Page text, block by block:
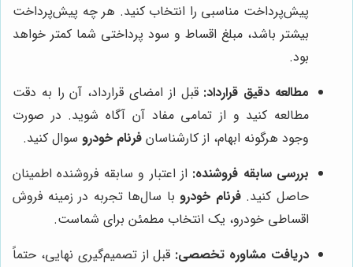
پیش‌پرداخت مناسبی را انتخاب کنید. هر چه پیش‌پرداخت
بیشتر باشد، مبلغ اقساط و سود پرداختی شما کمتر خواهد
بود.
مطالعه دقیق قرارداد: قبل از امضای قرارداد، آن را به دقت
مطالعه کنید و از تمامی مفاد آن آگاه شوید. در صورت
وجود هرگونه ابهام، از کارشناسان فرنام خودرو سوال کنید.
بررسی سابقه فروشنده: از اعتبار و سابقه فروشنده اطمینان
حاصل کنید.فرنام خودروبا سال‌ها تجربه در زمینه فروش
اقساطی خودرو، یک انتخاب مطمئن برای شماست.
دریافت مشاوره تخصصی: قبل از تصمیم‌گیری نهایی، حتماً